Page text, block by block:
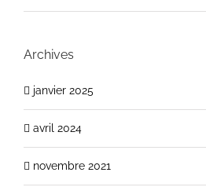
Archives
janvier 2025
avril 2024
novembre 2021